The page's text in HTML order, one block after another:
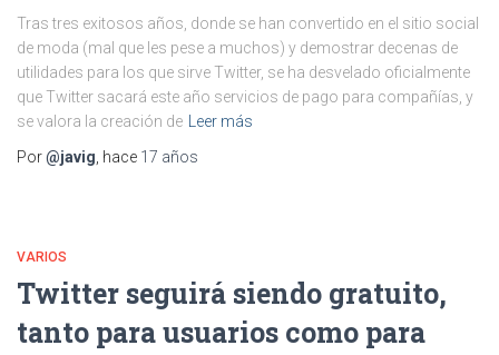
Tras tres exitosos años, donde se han convertido en el sitio social
de moda (mal que les pese a muchos) y demostrar decenas de
utilidades para los que sirve Twitter, se ha desvelado oficialmente
que Twitter sacará este año servicios de pago para compañías, y
se valora la creación de
Leer más
Por@javig , hace 17 años
VARIOS
Twitter seguirá siendo gratuito,
tanto para usuarios como para